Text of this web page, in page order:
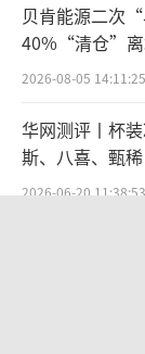
贝肯能源二次
40%“清仓”离
宏科百世拟入主
2026-08-05 14:11:25
华网测评丨杯
斯、八喜、甄稀
2026-06-20 11:38:53